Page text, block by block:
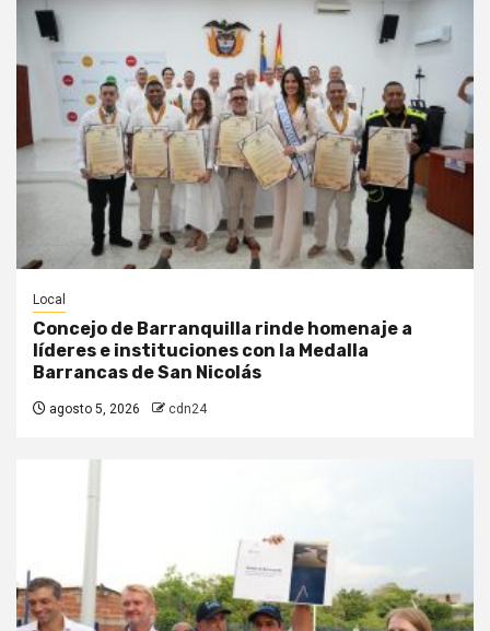
Local
Concejo de Barranquilla rinde homenaje a
líderes e instituciones con la Medalla
Barrancas de San Nicolás
agosto 5, 2026 cdn24